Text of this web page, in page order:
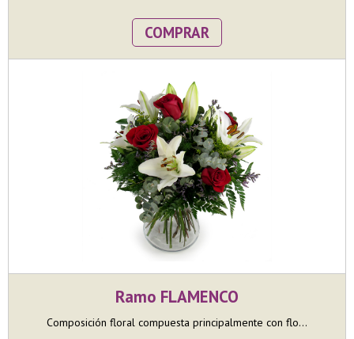
COMPRAR
Ramo FLAMENCO
Composición floral compuesta principalmente con flo...